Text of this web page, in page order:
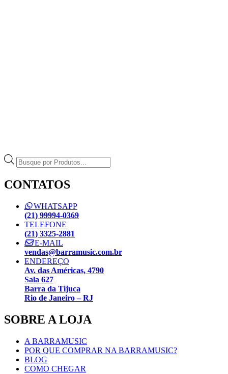
Pesquisar
produtos
CONTATOS
WHATSAPP
(21) 99994-0369
TELEFONE
(21) 3325-2881
E-MAIL
vendas@barramusic.com.br
ENDEREÇO
Av. das Américas, 4790
Sala 627
Barra da Tijuca
Rio de Janeiro – RJ
SOBRE A LOJA
A BARRAMUSIC
POR QUE COMPRAR NA BARRAMUSIC?
BLOG
COMO CHEGAR